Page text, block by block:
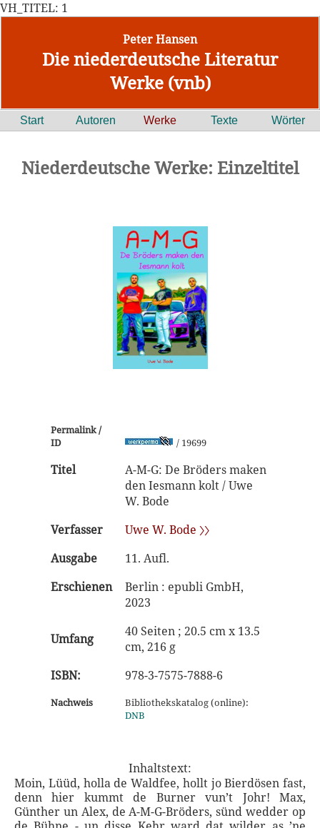
VH_TITEL: 1
Peter Hansen
Die niederdeutsche Literatur
Werke (vnb)
Start Autoren Werke Texte Wörter
Niederdeutsche Werke: Einzeltitel
Permalink /
ID
/ 19699
Titel
A-M-G: De Bröders maken
den Iesmann kolt / Uwe
W. Bode
Verfasser
Uwe W. Bode 〉〉
Ausgabe
11. Aufl.
Erschienen
Berlin : epubli GmbH,
2023
Umfang
40 Seiten ; 20.5 cm x 13.5
cm, 216 g
ISBN:
978-3-7575-7888-6
Nachweis
Bibliothekskatalog (online):
DNB
Inhaltstext:
Moin, Lüüd, holla de Waldfee, hollt jo Bierdösen fast,
denn hier kummt de Burner vun’t Johr! Max,
Günther un Alex, de A-M-G-Bröders, sünd wedder op